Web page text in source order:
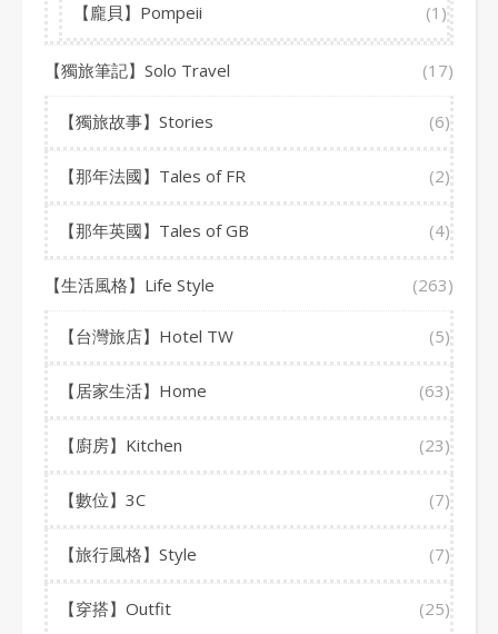
【龐貝】Pompeii (1)
【獨旅筆記】Solo Travel (17)
【獨旅故事】Stories (6)
【那年法國】Tales of FR (2)
【那年英國】Tales of GB (4)
【生活風格】Life Style (263)
【台灣旅店】Hotel TW (5)
【居家生活】Home (63)
【廚房】Kitchen (23)
【數位】3C (7)
【旅行風格】Style (7)
【穿搭】Outfit (25)